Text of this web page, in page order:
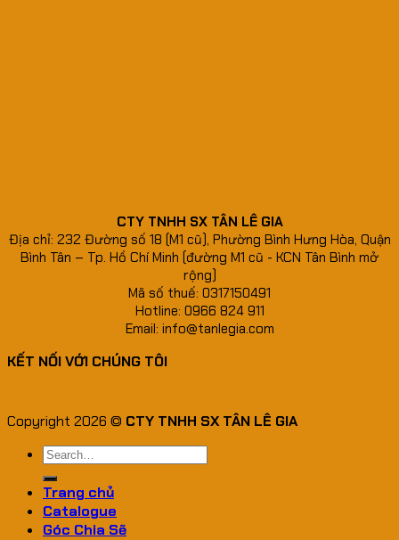
CTY TNHH SX TÂN LÊ GIA
Địa chỉ: 232 Đường số 18 (M1 cũ), Phường Bình Hưng Hòa, Quận
Bình Tân – Tp. Hồ Chí Minh (đường M1 cũ - KCN Tân Bình mở
rộng)
Mã số thuế: 0317150491
Hotline: 0966 824 911
Email: info@tanlegia.com
KẾT NỐI VỚI CHÚNG TÔI
Copyright 2026 © CTY TNHH SX TÂN LÊ GIA
Search
for:
Trang chủ
Catalogue
Góc Chia Sẽ